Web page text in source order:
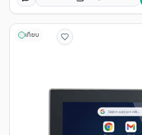
เทียบ